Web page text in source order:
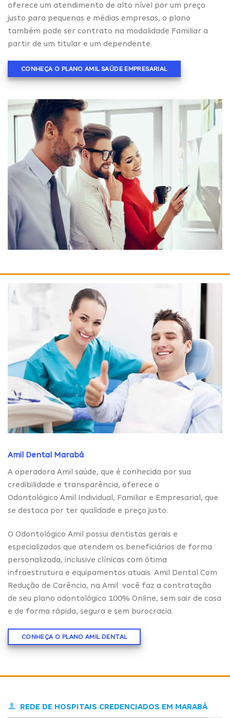
oferece um atendimento de alto nível por um preço
justo para pequenas e médias empresas, o plano
também pode ser contrato na modalidade Familiar a
partir de um titular e um dependente.
CONHEÇA O PLANO AMIL SAÚDE EMPRESARIAL
Amil Dental Marabá
A operadora Amil saúde, que é conhecida por sua
credibilidade e transparência, oferece o
Odontológico Amil Individual, Familiar e Empresarial, que
se destaca por ter qualidade e preço justo.
O Odontológico Amil possui dentistas gerais e
especializados que atendem os beneficiários de forma
personalizada, inclusive clínicas com ótima
infraestrutura e equipamentos atuais. Amil Dental Com
Redução de Carência, na Amil você faz a contratação
de seu plano odontológico 100% Online, sem sair de casa
e de forma rápida, segura e sem burocracia.
CONHEÇA O PLANO AMIL DENTAL
REDE DE HOSPITAIS CREDENCIADOS EM MARABÁ